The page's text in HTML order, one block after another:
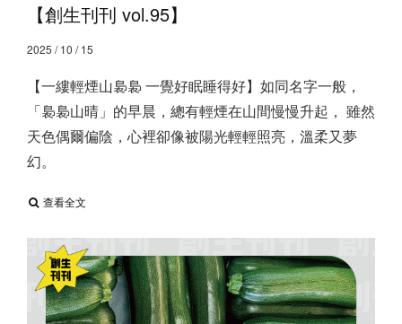
【創生刊刊 vol.95】
2025 / 10 / 15
【一縷輕煙山裊裊 一覺好眠睡得好】 ​ 如同名字一般，
「裊裊山晴」的早晨，總有輕煙在山間慢慢升起， 雖然
天色偶爾偏陰，心裡卻像被陽光輕輕照亮，溫柔又夢
幻。
查看全文